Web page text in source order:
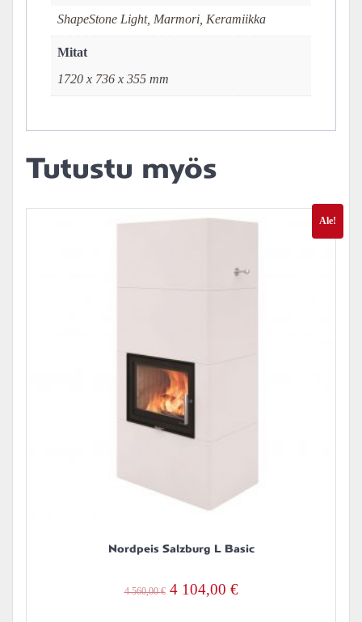
ShapeStone Light, Marmori, Keramiikka
Mitat
1720 x 736 x 355 mm
Tutustu myös
Ale!
Nordpeis Salzburg L Basic
4 560,00€ Alkuperäinen
4 104,00 €Nykyinen